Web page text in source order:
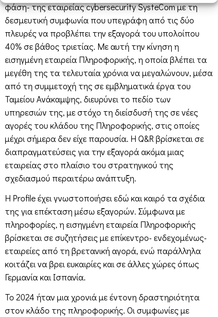
φάση- της εταιρείας cybersecurity SysteCom με τη
δεσμευτική συμφωνία που υπεγράφη από τις δύο
πλευρές να προβλέπει την εξαγορά του υπολοίπου
40% σε βάθος τριετίας. Με αυτή την κίνηση η
εισηγμένη εταιρεία Πληροφορικής, η οποία βλέπει τα
μεγέθη της τα τελευταία χρόνια να μεγαλώνουν, μέσα
από τη συμμετοχή της σε εμβληματικά έργα του
Ταμείου Ανάκαμψης, διευρύνει το πεδίο των
υπηρεσιών της, με στόχο τη διείσδυσή της σε νέες
αγορές του κλάδου της Πληροφορικής, στις οποίες
μέχρι σήμερα δεν είχε παρουσία. Η Q&R βρίσκεται σε
διαπραγματεύσεις για την εξαγορά ακόμα μιας
εταιρείας στο πλαίσιο του στρατηγικού της
σχεδιασμού περαιτέρω ανάπτυξη.
Η Profile έχει γνωστοποιήσει εδώ και καιρό τα σχέδια
της για επέκταση μέσω εξαγορών. Σύμφωνα με
πληροφορίες, η εισηγμένη εταιρεία Πληροφορικής
βρίσκεται σε συζητήσεις με επίκεντρο- ενδεχομένως-
εταιρείες από τη βρετανική αγορά, ενώ παράλληλα
κοιτάζει να βρει ευκαιρίες και σε άλλες χώρες όπως
Γερμανία και Ισπανία.
Το 2024 ήταν μια χρονιά με έντονη δραστηριότητα
στον κλάδο της πληροφορικής. Οι συμφωνίες με